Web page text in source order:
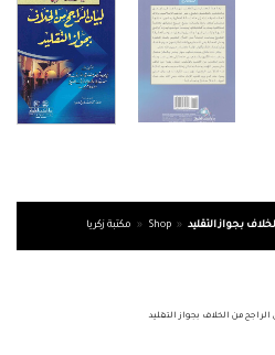
مكتبة زكريا » Shop » بجواز التقليد
الراجح من الخلاف بجواز التقليد